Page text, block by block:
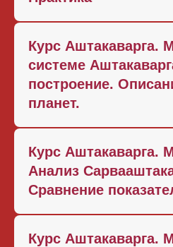
Курс Аштакаварга.
системе
построение.
планет.
Курс Аштакаварга.
Анализ
Сравнение
Курс Аштакаварга.